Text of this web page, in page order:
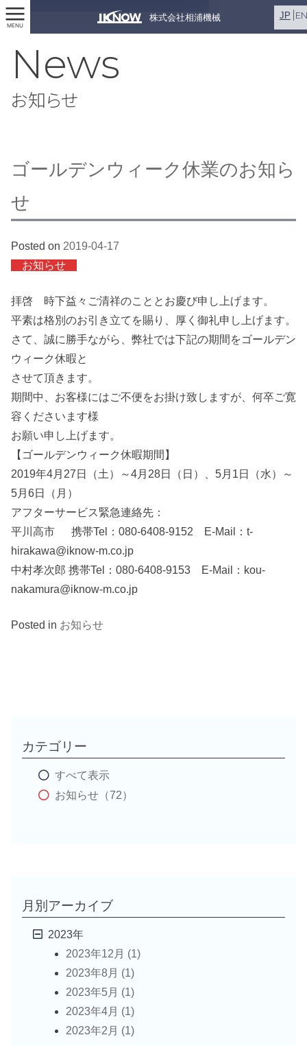
株式会社相浦機械
MENU
JP
News
お知らせ
ゴールデンウィーク休業のお知ら
せ
Posted on 2019-04-17
お知らせ
拝啓 時下益々ご清祥のこととお慶び申し上げます。
平素は格別のお引き立てを賜り、厚く御礼申し上げます。
さて、誠に勝手ながら、弊社では下記の期間をゴールデン
ウィーク休暇と
させて頂きます。
期間中、お客様にはご不便をお掛け致しますが、何卒ご寛
容くださいます様
お願い申し上げます。
【ゴールデンウィーク休暇期間】
2019年4月27日（土）～4月28日（日）、5月1日（水）～
5月6日（月）
アフターサービス緊急連絡先：
平川高市 携帯Tel：080-6408-9152 E-Mail：t-
hirakawa@iknow-m.co.jp
中村孝次郎 携帯Tel：080-6408-9153 E-Mail：kou-
nakamura@iknow-m.co.jp
Posted in お知らせ
カテゴリー
すべて表示
お知らせ（72）
月別アーカイブ
2023年
2023年12月 (1)
2023年8月 (1)
2023年5月 (1)
2023年4月 (1)
2023年2月 (1)